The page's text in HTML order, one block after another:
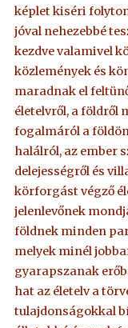
képlet kiséri
jóval nehezebbé
kezdve valamivel
közlemények és
maradnak el
életelvről, a földről
fogalmáról a
halálról, az ember
delejességről és
körforgást végző
jelenlevőnek
földnek minden
melyek minél
gyarapszanak
hat az életelv a
tulajdonságokkal